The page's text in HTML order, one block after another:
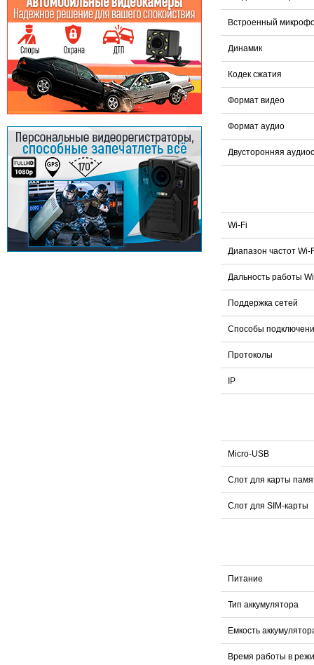
Встроенный
Динамик
Кодек сжатия
Формат видео
Формат аудио
Двусторонняя
Wi-Fi
Диапазон частот Wi-
Дальность работы
Поддержка сетей
Способы
Протоколы
IP
Micro-USB
Слот для карты
Слот для SIM-карты
Питание
Тип аккумулятора
Емкость
Время работы в